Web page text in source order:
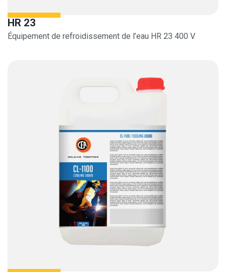
HR 23
Équipement de refroidissement de l’eau HR 23 400 V